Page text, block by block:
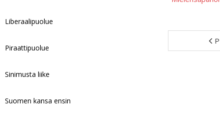
Liberaalipuolue
Piraattipuolue
Sinimusta liike
Suomen kansa ensin